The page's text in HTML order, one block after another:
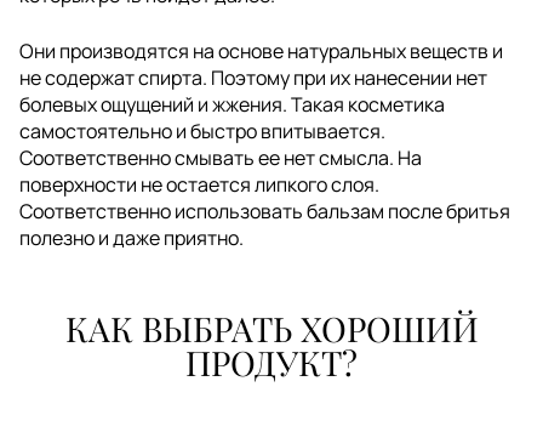
Они производятся на основе натуральных веществ и
не содержат спирта. Поэтому при их нанесении нет
болевых ощущений и жжения. Такая косметика
самостоятельно и быстро впитывается.
Соответственно смывать ее нет смысла. На
поверхности не остается липкого слоя.
Соответственно использовать бальзам после бритья
полезно и даже приятно.
КАК ВЫБРАТЬ ХОРОШИЙ
ПРОДУКТ?